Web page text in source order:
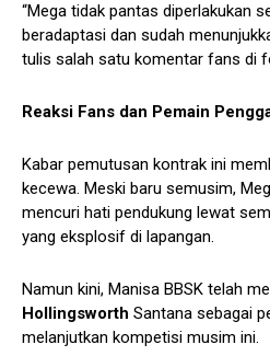
“Mega tidak pantas diperlakukan
beradaptasi dan sudah
tulis salah satu komentar fans di
Reaksi Fans dan Pemain
Kabar pemutusan kontrak ini
kecewa. Meski baru semusim,
mencuri hati pendukung lewat
yang eksplosif di lapangan.
Namun kini, Manisa BBSK telah
Hollingsworth Santana sebagai
melanjutkan kompetisi musim ini.